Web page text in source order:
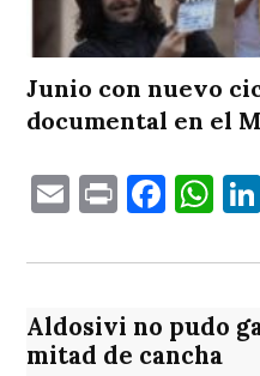
Junio con nuevo
documental en el
EmailPrint
Aldosivi no pudo
mitad de cancha